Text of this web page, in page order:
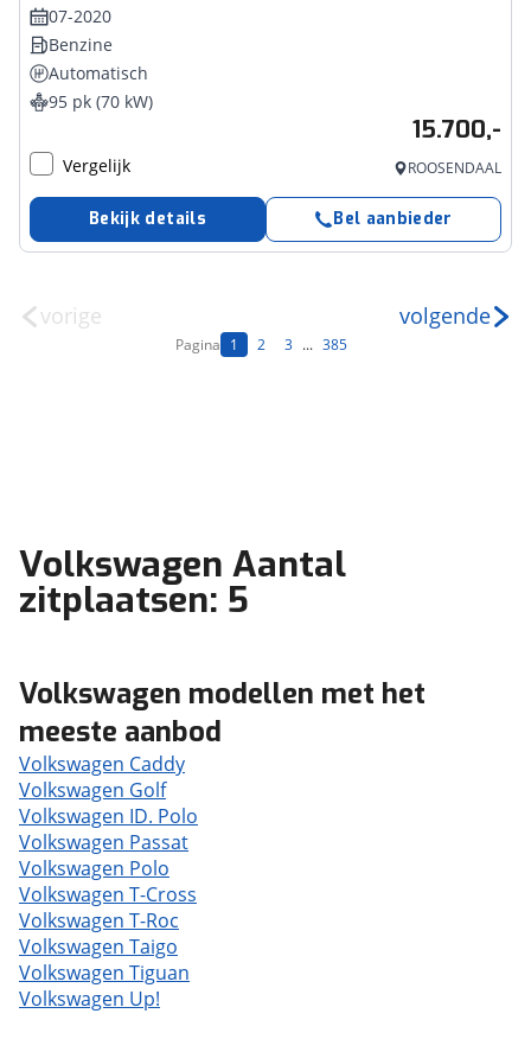
07-2020
Benzine
Automatisch
95 pk (70 kW)
15.700,-
Vergelijk ROOSENDAAL
Bekijk details Bel aanbieder
vorige
Pagina 1 2 3 ... 385
volgende
Volkswagen Aantal
zitplaatsen: 5
Volkswagen modellen met het
meeste aanbod
Volkswagen Caddy
Volkswagen Golf
Volkswagen ID. Polo
Volkswagen Passat
Volkswagen Polo
Volkswagen T-Cross
Volkswagen T-Roc
Volkswagen Taigo
Volkswagen Tiguan
Volkswagen Up!